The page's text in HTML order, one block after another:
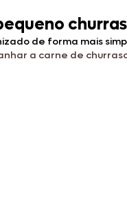
de forma mais
a carne de